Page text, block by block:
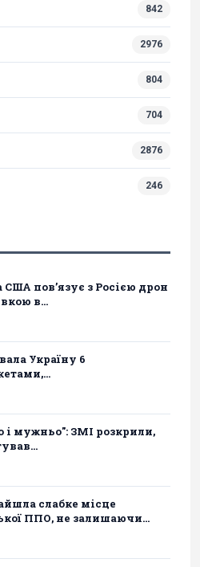
842
2976
804
704
2876
246
США пов’язує з Росією дрон
в...
Україну 6
і мужньо": ЗМІ розкрили,
слабке місце
ППО, не залишаючи...